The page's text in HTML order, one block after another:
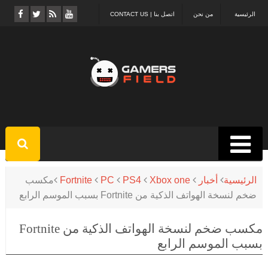
اتصل بنا | CONTACT US من نحن الرئيسية
الرئيسية أخبار Fortnite PC PS4 Xbox one
مكسب
ضخم لنسخة الهواتف الذكية من Fortnite بسبب الموسم الرابع
مكسب ضخم لنسخة الهواتف الذكية من Fortnite
بسبب الموسم الرابع